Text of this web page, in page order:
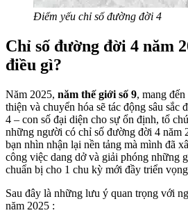
Điểm yếu chỉ số đường đời 4
Chỉ số đường đời 4 năm
điều gì?
Năm 2025, năm thế giới số 9, mang
thiện và chuyển hóa sẽ tác động sâu sắc
4 – con số đại diện cho sự ổn định, tổ
những người có chỉ số đường đời 4 năm
bạn nhìn nhận lại nền tảng mà mình đã
công việc dang dở và giải phóng những
chuẩn bị cho 1 chu kỳ mới đầy triển
Sau đây là những lưu ý quan trọng với
năm 2025 :